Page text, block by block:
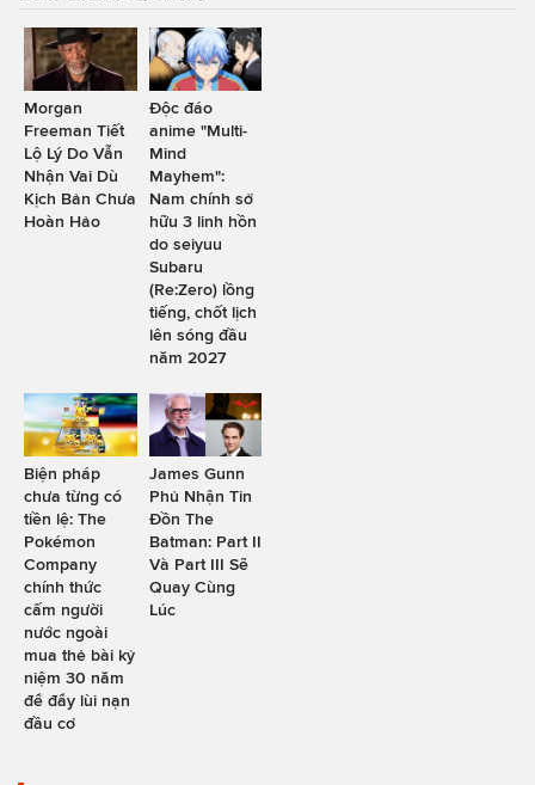
Morgan
Freeman Tiết
Lộ Lý Do Vẫn
Nhận Vai Dù
Kịch Bản Chưa
Hoàn Hảo
Độc đáo
anime "Multi-
Mind
Mayhem":
Nam chính sở
hữu 3 linh hồn
do seiyuu
Subaru
(Re:Zero) lồng
tiếng, chốt lịch
lên sóng đầu
năm 2027
Biện pháp
chưa từng có
tiền lệ: The
Pokémon
Company
chính thức
cấm người
nước ngoài
mua thẻ bài kỷ
niệm 30 năm
để đẩy lùi nạn
đầu cơ
James Gunn
Phủ Nhận Tin
Đồn The
Batman: Part II
Và Part III Sẽ
Quay Cùng
Lúc